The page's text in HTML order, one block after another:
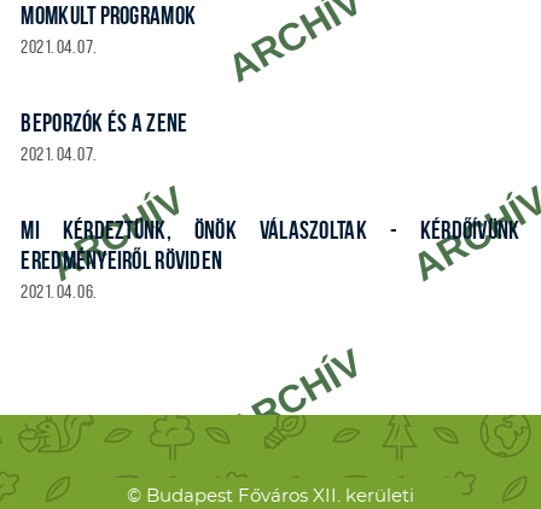
MOMKULT PROGRAMOK
2021. 04. 07.
BEPORZÓK ÉS A ZENE
2021. 04. 07.
MI KÉRDEZTÜNK, ÖNÖK VÁLASZOLTAK - KÉRDŐÍVÜNK
EREDMÉNYEIRŐL RÖVIDEN
2021. 04. 06.
© Budapest Főváros XII. kerületi